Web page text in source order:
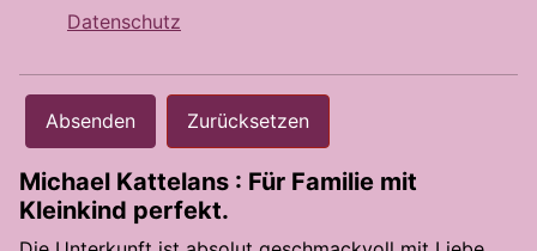
Datenschutz
Absenden Zurücksetzen
Michael Kattelans : Für Familie mit
Kleinkind perfekt.